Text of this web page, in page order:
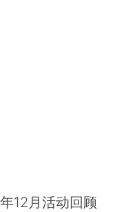
12月活动回顾